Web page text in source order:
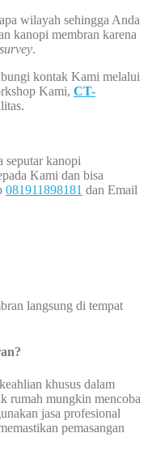
wilayah sehingga Anda
kanopi membran karena
.
kontak Kami melalui
Kami, CT-
seputar kanopi
Kami dan bisa
081911898181 dan Email
langsung di tempat
khusus dalam
rumah mungkin mencoba
jasa profesional
pemasangan